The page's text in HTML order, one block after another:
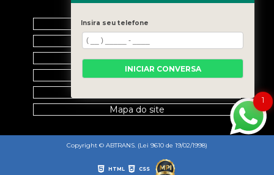
Home
Empresa
Galeria
Contato
Mapa do site
Copyright © ABTRANS. (Lei 9610 de 19/02/1998)
HTML CSS
1
Insira seu telefone
INICIAR CONVERSA